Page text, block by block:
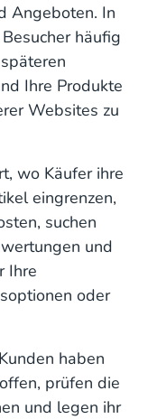
Angeboten. In
häufig
Ihre Produkte
Websites zu
wo Käufer ihre
eingrenzen,
suchen
und
Ihre
oder
haben
prüfen die
und legen ihr